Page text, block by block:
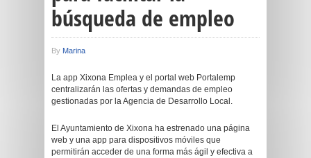
búsqueda de empleo
By Marina
La app Xixona Emplea y el portal web Portalemp
centralizarán las ofertas y demandas de empleo
gestionadas por la Agencia de Desarrollo Local.
El Ayuntamiento de Xixona ha estrenado una página
web y una app para dispositivos móviles que
permitirán acceder de una forma más ágil y efectiva a